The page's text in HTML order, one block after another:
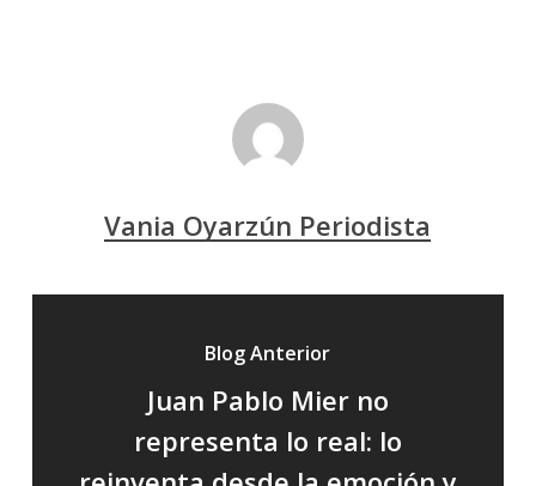
Vania Oyarzún Periodista
Blog Anterior
Juan Pablo Mier no
representa lo real: lo